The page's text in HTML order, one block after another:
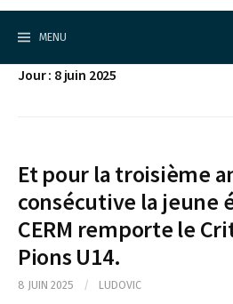
S
MENU
Jour : 8 juin 2025
Et pour la troisième
consécutive la jeune
CERM remporte le
Pions U14.
8 JUIN 2025 / LUDOVIC